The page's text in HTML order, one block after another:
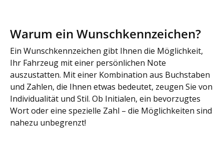
Warum ein Wunschkennzeichen?
Ein Wunschkennzeichen gibt Ihnen die Möglichkeit,
Ihr Fahrzeug mit einer persönlichen Note
auszustatten. Mit einer Kombination aus Buchstaben
und Zahlen, die Ihnen etwas bedeutet, zeugen Sie von
Individualität und Stil. Ob Initialen, ein bevorzugtes
Wort oder eine spezielle Zahl – die Möglichkeiten sind
nahezu unbegrenzt!